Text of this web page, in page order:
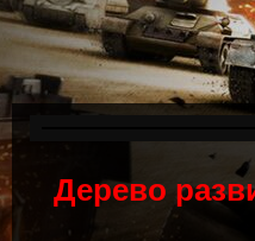
Дерево